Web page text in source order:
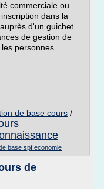
commerciale ou
dans la
d'un guichet
de gestion de
personnes
de base cours /
base spf economie
de